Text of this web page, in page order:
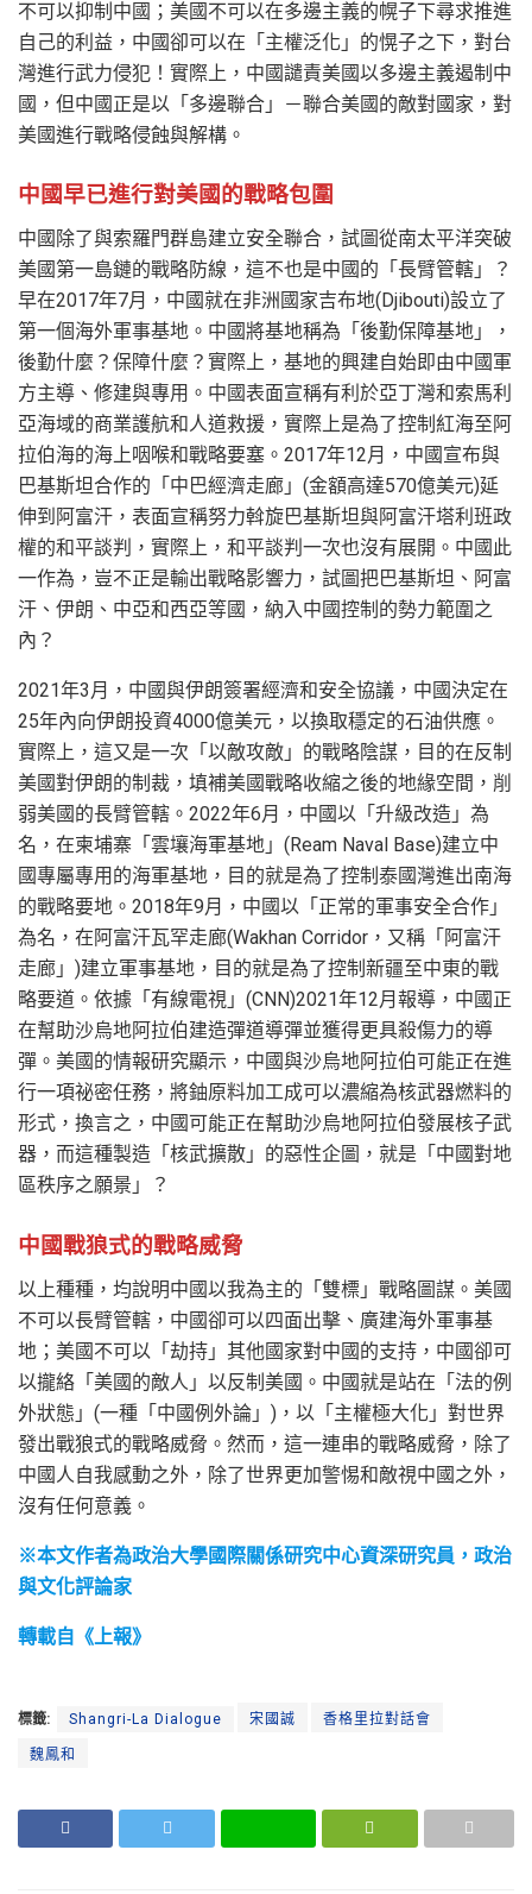
不可以抑制中國；美國不可以在多邊主義的幌子下尋求推進
自己的利益，中國卻可以在「主權泛化」的愰子之下，對台
灣進行武力侵犯！實際上，中國譴責美國以多邊主義遏制中
國，但中國正是以「多邊聯合」－聯合美國的敵對國家，對
美國進行戰略侵蝕與解構。
中國早已進行對美國的戰略包圍
中國除了與索羅門群島建立安全聯合，試圖從南太平洋突破
美國第一島鏈的戰略防線，這不也是中國的「長臂管轄」？
早在2017年7月，中國就在非洲國家吉布地(Djibouti)設立了
第一個海外軍事基地。中國將基地稱為「後勤保障基地」，
後勤什麼？保障什麼？實際上，基地的興建自始即由中國軍
方主導、修建與專用。中國表面宣稱有利於亞丁灣和索馬利
亞海域的商業護航和人道救援，實際上是為了控制紅海至阿
拉伯海的海上咽喉和戰略要塞。2017年12月，中國宣布與
巴基斯坦合作的「中巴經濟走廊」(金額高達570億美元)延
伸到阿富汗，表面宣稱努力斡旋巴基斯坦與阿富汗塔利班政
權的和平談判，實際上，和平談判一次也沒有展開。中國此
一作為，豈不正是輸出戰略影響力，試圖把巴基斯坦、阿富
汗、伊朗、中亞和西亞等國，納入中國控制的勢力範圍之
內？
2021年3月，中國與伊朗簽署經濟和安全協議，中國決定在
25年內向伊朗投資4000億美元，以換取穩定的石油供應。
實際上，這又是一次「以敵攻敵」的戰略陰謀，目的在反制
美國對伊朗的制裁，填補美國戰略收縮之後的地緣空間，削
弱美國的長臂管轄。2022年6月，中國以「升級改造」為
名，在柬埔寨「雲壤海軍基地」(Ream Naval Base)建立中
國專屬專用的海軍基地，目的就是為了控制泰國灣進出南海
的戰略要地。2018年9月，中國以「正常的軍事安全合作」
為名，在阿富汗瓦罕走廊(Wakhan Corridor，又稱「阿富汗
走廊」)建立軍事基地，目的就是為了控制新疆至中東的戰
略要道。依據「有線電視」(CNN)2021年12月報導，中國正
在幫助沙烏地阿拉伯建造彈道導彈並獲得更具殺傷力的導
彈。美國的情報研究顯示，中國與沙烏地阿拉伯可能正在進
行一項祕密任務，將鈾原料加工成可以濃縮為核武器燃料的
形式，換言之，中國可能正在幫助沙烏地阿拉伯發展核子武
器，而這種製造「核武擴散」的惡性企圖，就是「中國對地
區秩序之願景」？
中國戰狼式的戰略威脅
以上種種，均說明中國以我為主的「雙標」戰略圖謀。美國
不可以長臂管轄，中國卻可以四面出擊、廣建海外軍事基
地；美國不可以「劫持」其他國家對中國的支持，中國卻可
以攏絡「美國的敵人」以反制美國。中國就是站在「法的例
外狀態」(一種「中國例外論」)，以「主權極大化」對世界
發出戰狼式的戰略威脅。然而，這一連串的戰略威脅，除了
中國人自我感動之外，除了世界更加警惕和敵視中國之外，
沒有任何意義。
※本文作者為政治大學國際關係研究中心資深研究員，政治
與文化評論家
轉載自《上報》
標籤: Shangri-La Dialogue 宋國誠 香格里拉對話會
魏鳳和